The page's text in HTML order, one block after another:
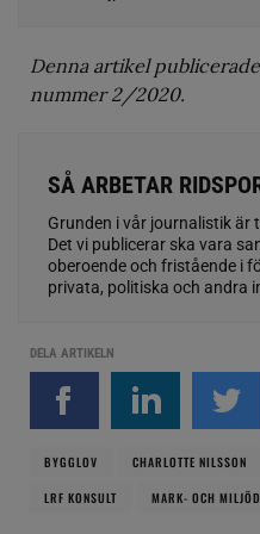
Denna artikel
nummer 2/2020.
SÅ ARBETAR
Grunden i vår journalistik
Det vi publicerar ska vara
oberoende och fristående i
privata, politiska och andra
DELA ARTIKELN
BYGGLOV CHARLOTTE NILSSON
LRF KONSULT
MARK- OCH